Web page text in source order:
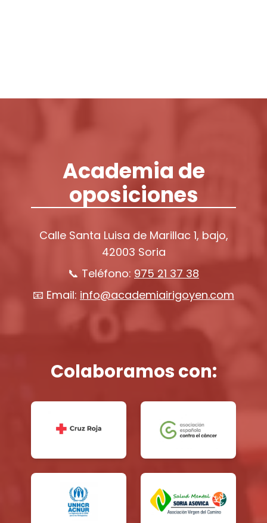
Academia de
oposiciones
Calle Santa Luisa de Marillac 1, bajo,
42003 Soria
📞 Teléfono: 975 21 37 38
📧 Email: info@academiairigoyen.com
Colaboramos con: